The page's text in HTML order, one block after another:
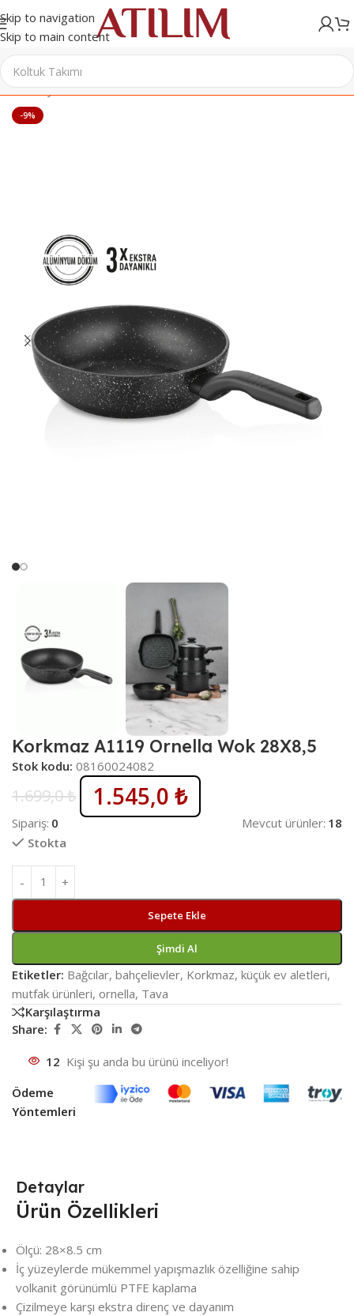
Skip to navigation
Skip to main content
Ana Sayfa/Sofra & Mutfak Ürünleri/Tavalar
-9%
Korkmaz A1119 Ornella Wok 28X8,5
Stok kodu: 08160024082
1.699,0₺ 1.545,0 ₺
Sipariş: 0 Mevcut ürünler: 18
Stokta
Sepete Ekle
Şimdi Al
Etiketler: Bağcılar, bahçelievler, Korkmaz, küçük ev aletleri,
mutfak ürünleri, ornella, Tava
Karşılaştırma
Share:
12 Kişi şu anda bu ürünü inceliyor!
Ödeme
Yöntemleri
Detaylar
Ürün Özellikleri
Ölçü: 28×8.5 cm
İç yüzeylerde mükemmel yapışmazlık özelliğine sahip
volkanit görünümlü PTFE kaplama
Çizilmeye karşı ekstra direnç ve dayanım